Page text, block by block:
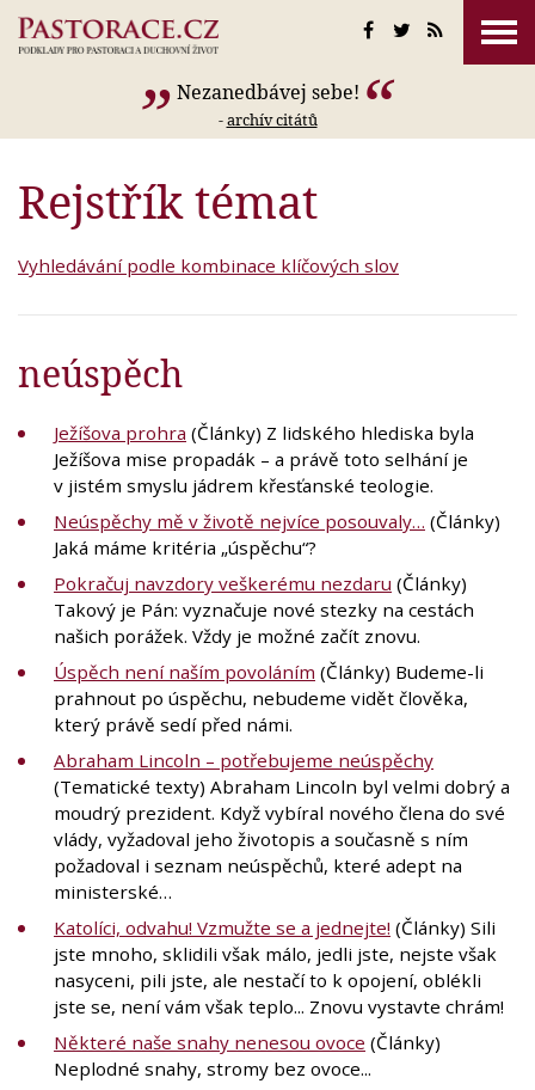
Nezanedbávej sebe!
-archív citátů
Rejstřík témat
Vyhledávání podle kombinace klíčových slov
neúspěch
Ježíšova prohra (Články) Z lidského hlediska byla
Ježíšova mise propadák – a právě toto selhání je
v jistém smyslu jádrem křesťanské teologie.
Neúspěchy mě v životě nejvíce posouvaly… (Články)
Jaká máme kritéria „úspěchu“?
Pokračuj navzdory veškerému nezdaru (Články)
Takový je Pán: vyznačuje nové stezky na cestách
našich porážek. Vždy je možné začít znovu.
Úspěch není naším povoláním (Články) Budeme-li
prahnout po úspěchu, nebudeme vidět člověka,
který právě sedí před námi.
Abraham Lincoln – potřebujeme neúspěchy
(Tematické texty) Abraham Lincoln byl velmi dobrý a
moudrý prezident. Když vybíral nového člena do své
vlády, vyžadoval jeho životopis a současně s ním
požadoval i seznam neúspěchů, které adept na
ministerské…
Katolíci, odvahu! Vzmužte se a jednejte! (Články) Sili
jste mnoho, sklidili však málo, jedli jste, nejste však
nasyceni, pili jste, ale nestačí to k opojení, oblékli
jste se, není vám však teplo... Znovu vystavte chrám!
Některé naše snahy nenesou ovoce (Články)
Neplodné snahy, stromy bez ovoce...